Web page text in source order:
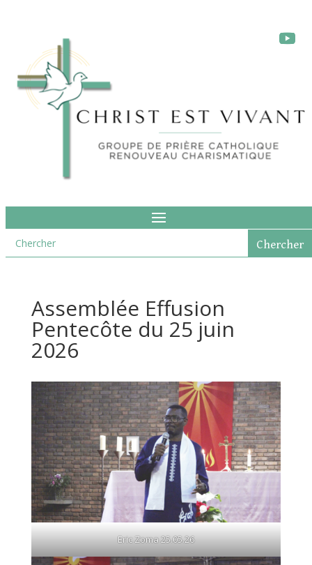
Assemblée Effusion
Pentecôte du 25 juin
2026
Eric Zoma 25.05.26